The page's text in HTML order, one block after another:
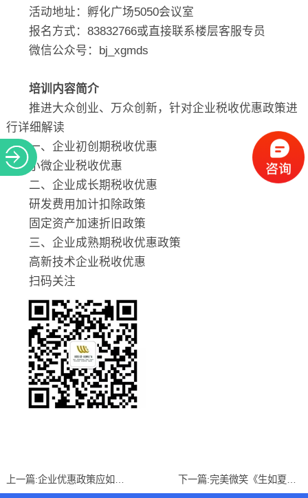
活动地址：孵化广场5050会议室
报名方式：83832766或直接联系楼层客服专员
微信公众号：bj_xgmds
培训内容简介
推进大众创业、万众创新，针对企业税收优惠政策进
行详细解读
一、企业初创期税收优惠
小微企业税收优惠
二、企业成长期税收优惠
研发费用加计扣除政策
固定资产加速折旧政策
三、企业成熟期税收优惠政策
高新技术企业税收优惠
扫码关注
上一篇: 下一篇: